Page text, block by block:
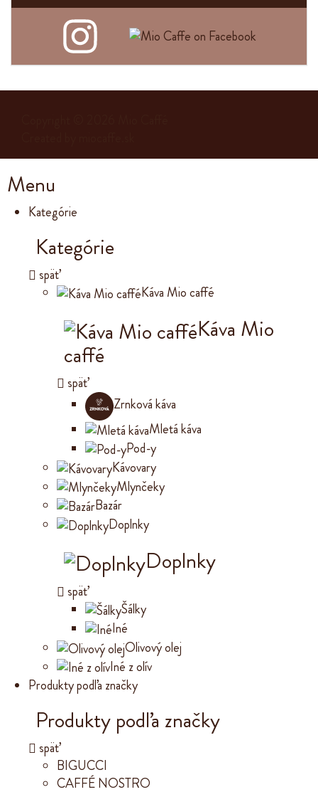
Menu
Kategórie
Kategórie
späť
Káva Mio caffé
Káva Mio
caffé
späť
Zrnková káva
Mletá káva
Pod-y
Kávovary
Mlynčeky
Bazár
Doplnky
Doplnky
späť
Šálky
Iné
Olivový olej
Iné z olív
Produkty podľa značky
Produkty podľa značky
späť
BIGUCCI
CAFFÉ NOSTRO